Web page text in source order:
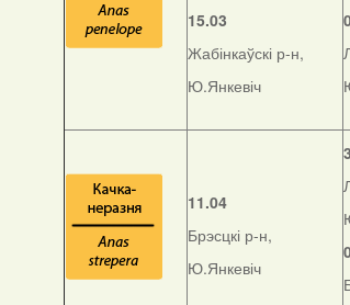
15.03
Жабінкаўскі р-н,
Ю.Янкевіч
11.04
Брэсцкі р-н,
Ю.Янкевіч